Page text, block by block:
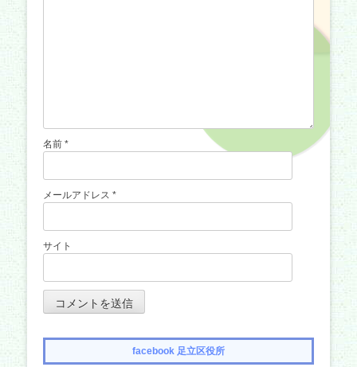
名前 *
メールアドレス *
サイト
facebook 足立区役所